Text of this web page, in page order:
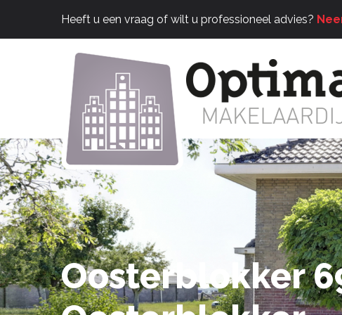
Heeft u een vraag of wilt u professioneel advies?
Oosterblokker